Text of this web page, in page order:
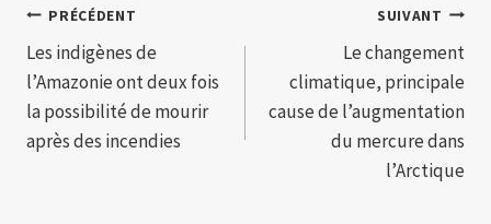
Navigation
de
l’article
PRÉCÉDENT
Les indigènes de
l’Amazonie ont deux fois
la possibilité de mourir
après des incendies
SUIVANT
Le changement
climatique, principale
cause de l’augmentation
du mercure dans
l’Arctique